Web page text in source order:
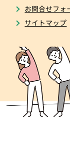
お問合せフォ
サイトマップ